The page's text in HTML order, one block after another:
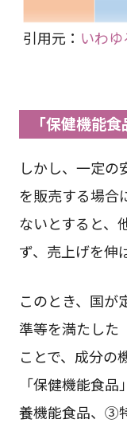
引用元： いわ
「保健機能
しかし、一定の
を販売する場合
ないとすると、
ず、売上げを伸
このとき、国が
準等を満たした
ことで、成分の
「保健機能食
養機能食品、③